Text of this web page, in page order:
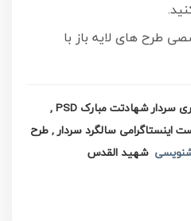
طرح های لایه باز با
فایل پست اینستاگرامی , استوری سردار شهادتت مبارک PSD ,
اینستاگرامی سالگرد سردار , طرح
شهید القدس